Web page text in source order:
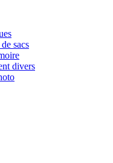
sacs
divers